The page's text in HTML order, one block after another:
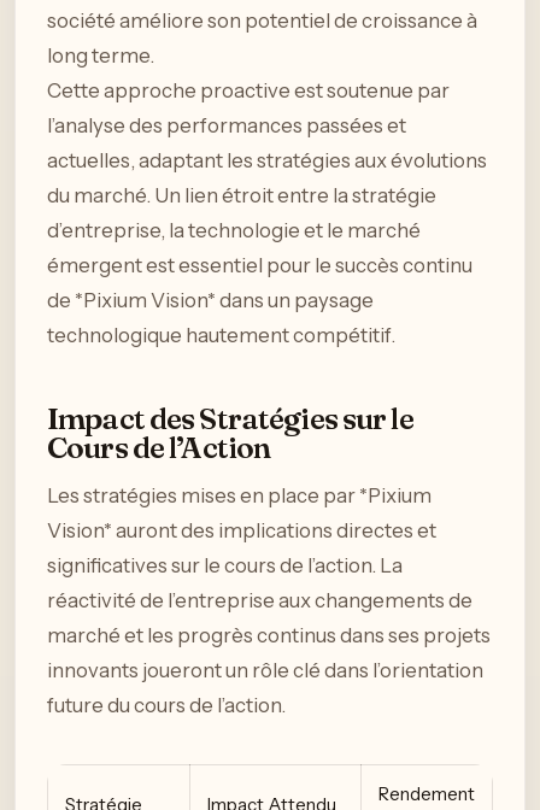
société améliore son potentiel de croissance à
long terme.
Cette approche proactive est soutenue par
l’analyse des performances passées et
actuelles, adaptant les stratégies aux évolutions
du marché. Un lien étroit entre la stratégie
d’entreprise, la technologie et le marché
émergent est essentiel pour le succès continu
de *Pixium Vision* dans un paysage
technologique hautement compétitif.
Impact des Stratégies sur le
Cours de l’Action
Les stratégies mises en place par *Pixium
Vision* auront des implications directes et
significatives sur le cours de l’action. La
réactivité de l’entreprise aux changements de
marché et les progrès continus dans ses projets
innovants joueront un rôle clé dans l’orientation
future du cours de l’action.
Stratégie Impact Attendu
Rendement